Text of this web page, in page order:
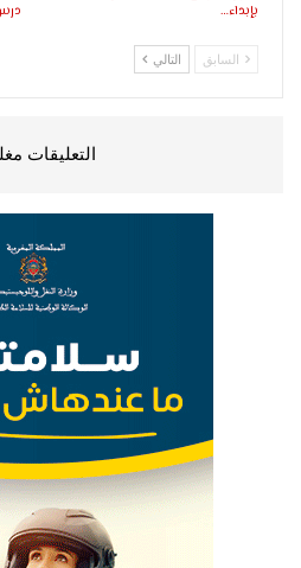
بإبداء…
السابق التالي
التعليقات